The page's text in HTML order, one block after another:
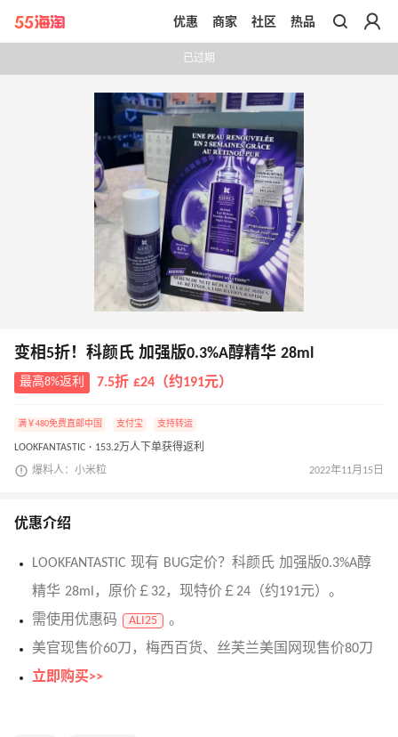
带你去官网买正品
优惠 商家 社区 热品
已过期
变相5折！科颜氏 加强版0.3%A醇精华 28ml
最高8%返利 7.5折 £24（约191元）
满￥480免费直邮中国 支付宝 支持转运
LOOKFANTASTIC · 153.2万人下单获得返利
爆料人：小米粒 2022年11月15日
优惠介绍
LOOKFANTASTIC 现有 BUG定价？科颜氏 加强版0.3%A醇
精华 28ml，原价￡32，现特价￡24（约191元）。
需使用优惠码
ALI25
。
美官现售价60刀，梅西百货、丝芙兰美国网现售价80刀
立即购买>>